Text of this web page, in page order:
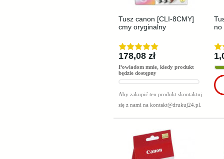
Tusz canon [CLI-8CMY]
cmy oryginalny
178,08 zł
Powiadom mnie, kiedy produkt
będzie dostępny
Aby zakupić ten produkt skontaktuj
się z nami na kontakt@drukuj24.pl
no